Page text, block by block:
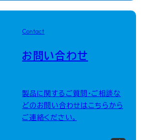
Contact
お問い合わせ
製品に関するご質問・ご相談な
どのお問い合わせはこちらから
ご連絡ください。